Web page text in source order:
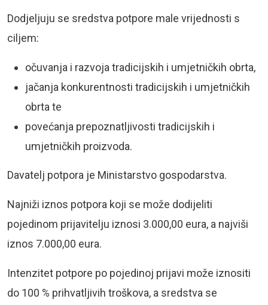
Dodjeljuju se sredstva potpore male vrijednosti s
ciljem:
očuvanja i razvoja tradicijskih i umjetničkih obrta,
jačanja konkurentnosti tradicijskih i umjetničkih
obrta te
povećanja prepoznatljivosti tradicijskih i
umjetničkih proizvoda.
Davatelj potpora je Ministarstvo gospodarstva.
Najniži iznos potpora koji se može dodijeliti
pojedinom prijavitelju iznosi 3.000,00 eura, a najviši
iznos 7.000,00 eura.
Intenzitet potpore po pojedinoj prijavi može iznositi
do 100 % prihvatljivih troškova, a sredstva se